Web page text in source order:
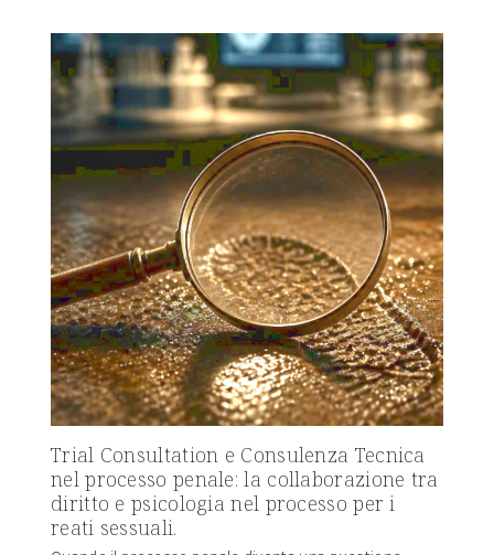
Trial Consultation e Consulenza Tecnica
nel processo penale: la collaborazione tra
diritto e psicologia nel processo per i
reati sessuali.